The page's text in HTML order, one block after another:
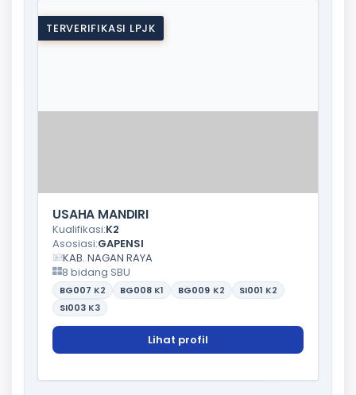
TERVERIFIKASI LPJK
USAHA MANDIRI
Kualifikasi:K2
Asosiasi:GAPENSI
KAB. NAGAN RAYA
8 bidang SBU
BG007 K2 BG008 K1 BG009 K2 SI001 K2
SI003 K3
Lihat profil